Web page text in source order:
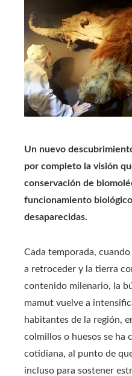
Un nuevo
por completo la visión
conservación de
funcionamiento
desaparecidas.
Cada temporada,
a retroceder y la tierra
contenido milenario, la
mamut vuelve a
habitantes de la región,
colmillos o huesos se ha
cotidiana, al punto de
incluso para sostener